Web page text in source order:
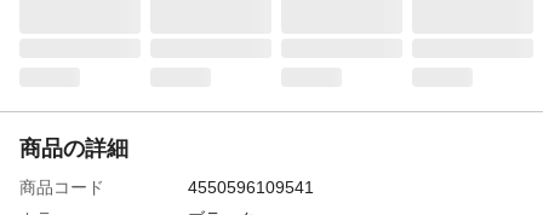
商品の詳細
商品コード
4550596109541